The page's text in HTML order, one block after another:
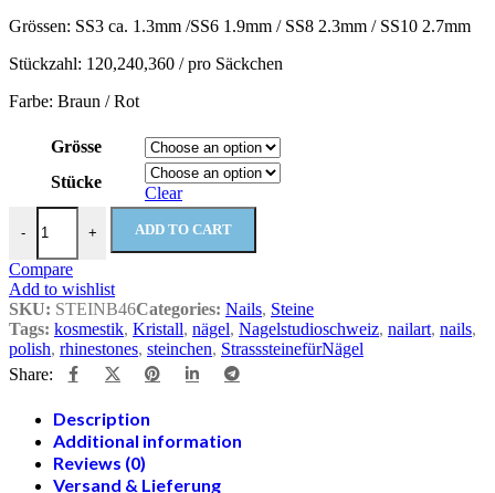
CHF13.94
Grössen: SS3 ca. 1.3mm /SS6 1.9mm / SS8 2.3mm / SS10 2.7mm
Stückzahl: 120,240,360 / pro Säckchen
Farbe: Braun / Rot
Grösse
Stücke
Clear
-
Amber B46 Strasssteine für Nägel quantity
+ ADD TO CART
Compare
Add to wishlist
SKU: STEINB46Categories: Nails, Steine
Tags: kosmestik, Kristall, nägel, Nagelstudioschweiz, nailart, nails,
polish, rhinestones, steinchen, StrasssteinefürNägel
Share:
Description
Additional information
Reviews (0)
Versand & Lieferung